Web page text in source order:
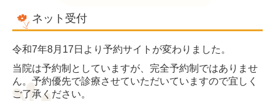
ネット受付
令和7年8月17日より予約サイトが変わりました。
当院は予約制としていますが、完全予約制ではありませ
ん。予約優先で診療させていただいていますので宜しく
ご了承ください。